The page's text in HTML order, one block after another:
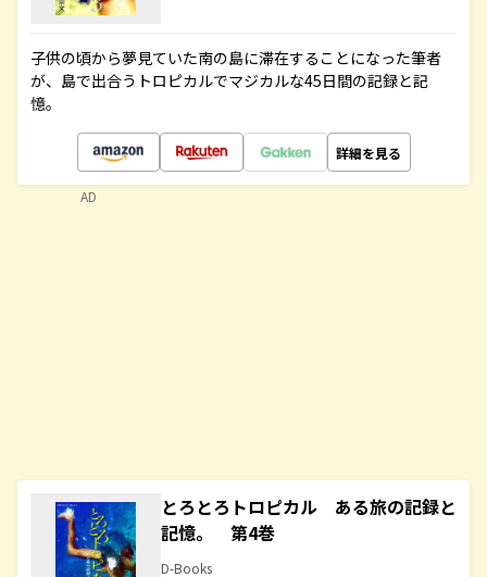
子供の頃から夢見ていた南の島に滞在することになった筆者
が、島で出合うトロピカルでマジカルな45日間の記録と記
憶。
詳細を見る
とろとろトロピカル ある旅の記録と
記憶。 第4巻
D-Books
AD